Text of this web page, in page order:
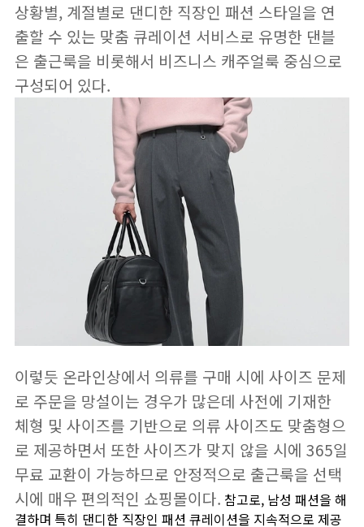
상황별, 계절별로 댄디한 직장인 패션 스타일을 연
출할 수 있는 맞춤 큐레이션 서비스로 유명한 댄블
은 출근룩을 비롯해서 비즈니스 캐주얼룩 중심으로
구성되어 있다.
이렇듯 온라인상에서 의류를 구매 시에 사이즈 문제
로 주문을 망설이는 경우가 많은데 사전에 기재한
체형 및 사이즈를 기반으로 의류 사이즈도 맞춤형으
로 제공하면서 또한 사이즈가 맞지 않을 시에 365일
무료 교환이 가능하므로 안정적으로 출근룩을 선택
시에 매우 편의적인 쇼핑몰이다. 참고로, 남성 패션을 해
결하며 특히 댄디한 직장인 패션 큐레이션을 지속적으로 제공